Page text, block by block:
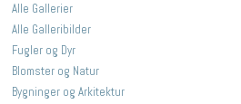
Alle Gallerier
Alle Galleribilder
Fugler og Dyr
Blomster og Natur
Bygninger og Arkitektur